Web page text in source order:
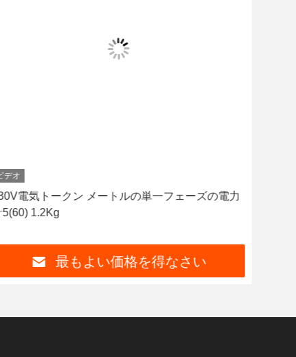
デオ
電気トークン メートルの単一フェーズの電力
5(60) 1.2Kg
最もよい価格を得なさい